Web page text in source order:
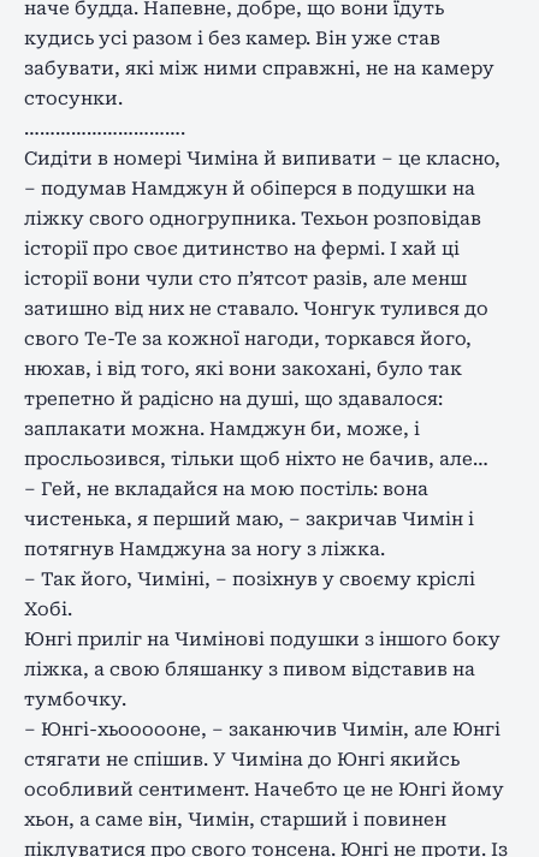
наче будда. Напевне, добре, що вони їдуть
кудись усі разом і без камер. Він уже став
забувати, які між ними справжні, не на камеру
стосунки.
………………………….
Сидіти в номері Чиміна й випивати – це класно,
– подумав Намджун й обіперся в подушки на
ліжку свого одногрупника. Техьон розповідав
історії про своє дитинство на фермі. І хай ці
історії вони чули сто п’ятсот разів, але менш
затишно від них не ставало. Чонгук тулився до
свого Те-Те за кожної нагоди, торкався його,
нюхав, і від того, які вони закохані, було так
трепетно й радісно на душі, що здавалося:
заплакати можна. Намджун би, може, і
просльозився, тільки щоб ніхто не бачив, але…
– Гей, не вкладайся на мою постіль: вона
чистенька, я перший маю, – закричав Чимін і
потягнув Намджуна за ногу з ліжка.
– Так його, Чиміні, – позіхнув у своєму кріслі
Хобі.
Юнгі приліг на Чимінові подушки з іншого боку
ліжка, а свою бляшанку з пивом відставив на
тумбочку.
– Юнгі-хьоооооне, – заканючив Чимін, але Юнгі
стягати не спішив. У Чиміна до Юнгі якийсь
особливий сентимент. Начебто це не Юнгі йому
хьон, а саме він, Чимін, старший і повинен
піклуватися про свого тонсена. Юнгі не проти. Із